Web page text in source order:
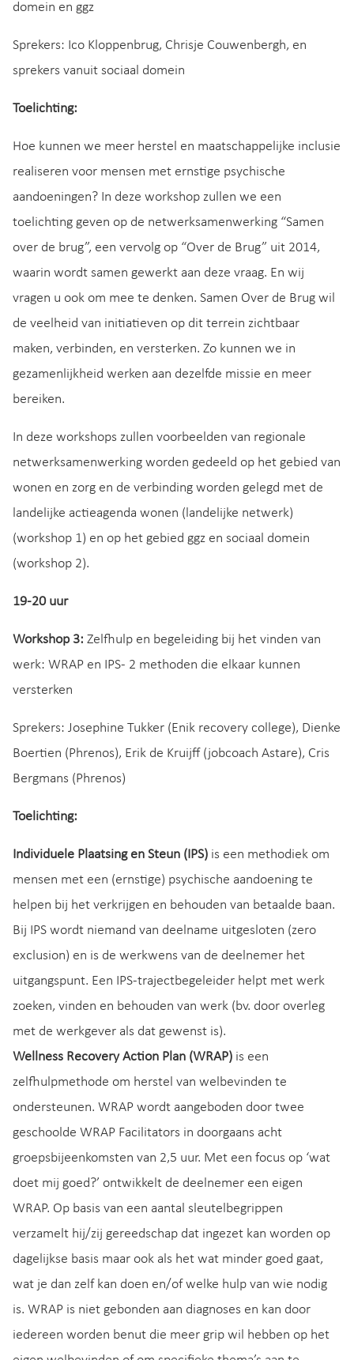
domein en ggz
Sprekers: Ico Kloppenbrug, Chrisje Couwenbergh, en
sprekers vanuit sociaal domein
Toelichting:
Hoe kunnen we meer herstel en maatschappelijke inclusie
realiseren voor mensen met ernstige psychische
aandoeningen? In deze workshop zullen we een
toelichting geven op de netwerksamenwerking “Samen
over de brug”, een vervolg op “Over de Brug” uit 2014,
waarin wordt samen gewerkt aan deze vraag. En wij
vragen u ook om mee te denken. Samen Over de Brug wil
de veelheid van initiatieven op dit terrein zichtbaar
maken, verbinden, en versterken. Zo kunnen we in
gezamenlijkheid werken aan dezelfde missie en meer
bereiken.
In deze workshops zullen voorbeelden van regionale
netwerksamenwerking worden gedeeld op het gebied van
wonen en zorg en de verbinding worden gelegd met de
landelijke actieagenda wonen (landelijke netwerk)
(workshop 1) en op het gebied ggz en sociaal domein
(workshop 2).
19-20 uur
Workshop 3: Zelfhulp en begeleiding bij het vinden van
werk: WRAP en IPS- 2 methoden die elkaar kunnen
versterken
Sprekers: Josephine Tukker (Enik recovery college), Dienke
Boertien (Phrenos), Erik de Kruijff (jobcoach Astare), Cris
Bergmans (Phrenos)
Toelichting:
Individuele Plaatsing en Steun (IPS) is een methodiek om
mensen met een (ernstige) psychische aandoening te
helpen bij het verkrijgen en behouden van betaalde baan.
Bij IPS wordt niemand van deelname uitgesloten (zero
exclusion) en is de werkwens van de deelnemer het
uitgangspunt. Een IPS-trajectbegeleider helpt met werk
zoeken, vinden en behouden van werk (bv. door overleg
met de werkgever als dat gewenst is).
Wellness Recovery Action Plan (WRAP) is een
zelfhulpmethode om herstel van welbevinden te
ondersteunen. WRAP wordt aangeboden door twee
geschoolde WRAP Facilitators in doorgaans acht
groepsbijeenkomsten van 2,5 uur. Met een focus op ‘wat
doet mij goed?’ ontwikkelt de deelnemer een eigen
WRAP. Op basis van een aantal sleutelbegrippen
verzamelt hij/zij gereedschap dat ingezet kan worden op
dagelijkse basis maar ook als het wat minder goed gaat,
wat je dan zelf kan doen en/of welke hulp van wie nodig
is. WRAP is niet gebonden aan diagnoses en kan door
iedereen worden benut die meer grip wil hebben op het